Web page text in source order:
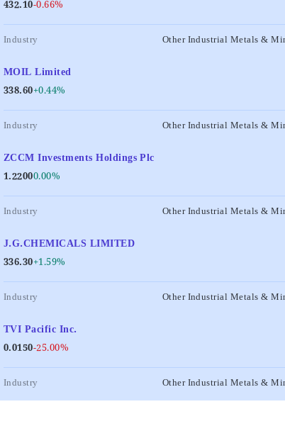
432.10-0.66%
Industry Other Industrial Metals &
MOIL Limited
338.60+0.44%
Industry Other Industrial Metals &
ZCCM Investments Holdings Plc
1.22000.00%
Industry Other Industrial Metals &
J.G.CHEMICALS LIMITED
336.30+1.59%
Industry Other Industrial Metals &
TVI Pacific Inc.
0.0150-25.00%
Industry Other Industrial Metals &